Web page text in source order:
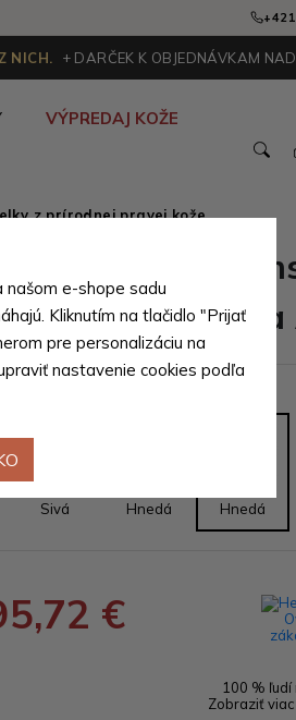
NICH. + DARČEK K OBJEDNÁVKAM
VÝPREDAJ KOŽE
z prírodnej pravej kože
Tmavo hnedá
Sivá Hnedá Hnedá
€
100 %
Zobraziť
našom e-shope sadu
Kliknutím na tlačidlo "Prijať
pre personalizáciu na
nastavenie cookies podľa